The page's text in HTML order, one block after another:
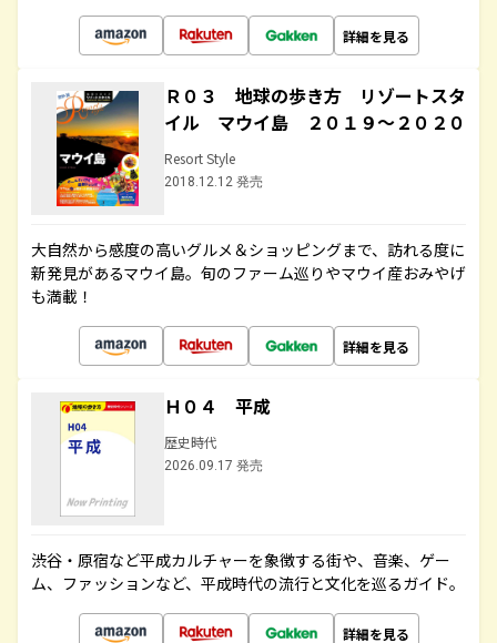
詳細を見る
Ｒ０３ 地球の歩き方 リゾートスタ
イル マウイ島 ２０１９～２０２０
Resort Style
2018.12.12 発売
大自然から感度の高いグルメ＆ショッピングまで、訪れる度に
新発見があるマウイ島。旬のファーム巡りやマウイ産おみやげ
も満載！
詳細を見る
Ｈ０４ 平成
歴史時代
2026.09.17 発売
渋谷・原宿など平成カルチャーを象徴する街や、音楽、ゲー
ム、ファッションなど、平成時代の流行と文化を巡るガイド。
詳細を見る